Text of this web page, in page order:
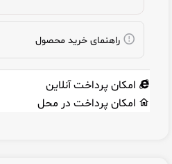
راهنمای خرید محصول
امکان پرداخت آنلاین
امکان پرداخت در محل